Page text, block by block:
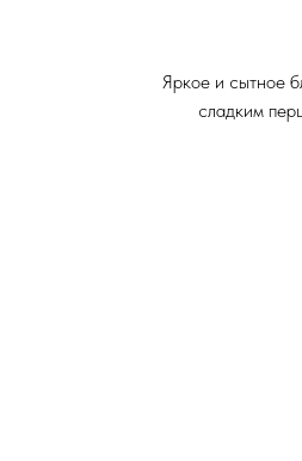
Яркое и сытное
сладким